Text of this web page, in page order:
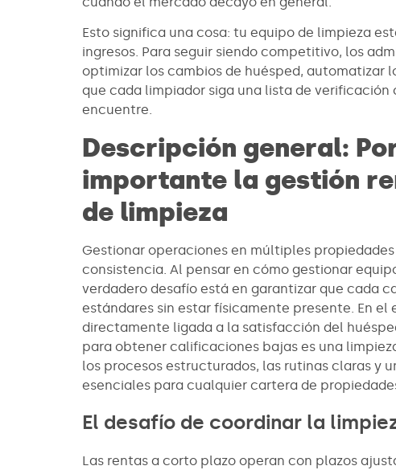
Esto significa una cosa: tu equipo de limpieza
ingresos. Para seguir siendo competitivo, los
optimizar los cambios de huésped, automatizar
que cada limpiador siga una lista de
encuentre.
Descripción general:
importante la gestión
de limpieza
Gestionar operaciones en múltiples
consistencia. Al pensar en cómo gestionar
verdadero desafío está en garantizar que cada
estándares sin estar físicamente presente. En
directamente ligada a la satisfacción del
para obtener calificaciones bajas es una
los procesos estructurados, las rutinas claras y
esenciales para cualquier cartera de
El desafío de coordinar la
Las rentas a corto plazo operan con plazos